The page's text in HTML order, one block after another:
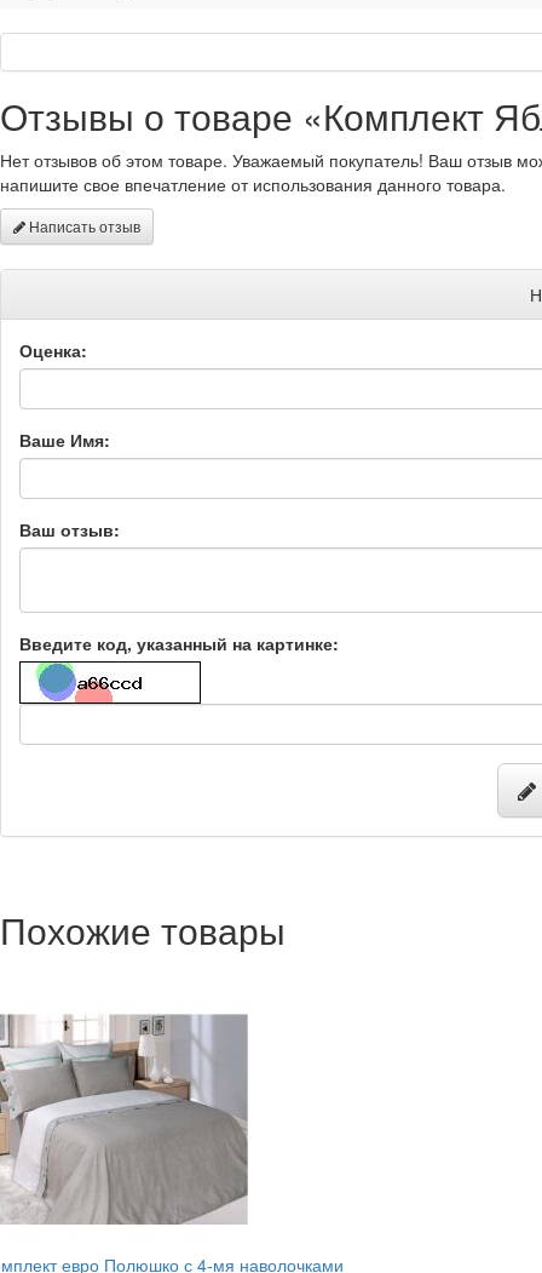
Отзывы о товаре «Комплект
Нет отзывов об этом товаре. Уважаемый покупатель! Ваш отзыв
напишите свое впечатление от использования данного товара.
Написать отзыв
Оценка:
Ваше Имя:
Ваш отзыв:
Введите код, указанный на картинке:
Похожие товары
евро Полюшко с 4-мя наволочками